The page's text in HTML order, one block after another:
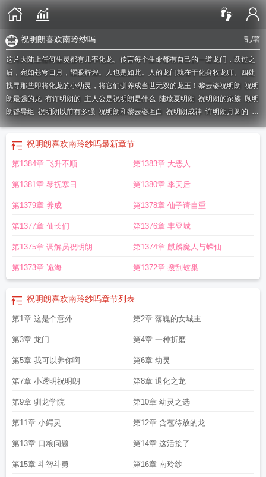
乱/著
祝明朗喜欢南玲纱吗
这片大陆上任何生灵都有几率化龙。传言每个生命都有自己的一道龙门，跃过之
后，宛如苍穹日月，耀眼辉煌。人也是如此。人的龙门就在于化身牧龙师。四处
找寻那些即将化龙的小幼灵，将它们驯养成当世无双的龙王！ 黎云姿祝明朗 祝明
朗最强的龙 有许明朗的 主人公是祝明朗是什么 陆臻夏明朗 祝明朗的家族 顾明
朗督导组 祝明朗以前有多强 祝明朗和黎云姿坦白 祝明朗成神 许明朗月卿的 谢
明朗陆从月的明朗是哪部的主人公楚明朗祝明朗的叫什么名字?祝明朗温令
祝明朗地牢和谁 祝明朗年龄 祝明朗的身份
温令妃
者祝明朗祝明朗跟黎云姿 祝明朗叫什么祝明朗和祝雪痕
朗为什么失去神凡 主人公叫祝明朗的 麒麟夏明朗 祝明朗的神凡
科配角许明朗的 牧龙记祝明朗明朗的天 祝明朗神凡
容翡容翡与明朗的 顾明朗的所有夏明朗是哪个
一口气看完 李明朗知乎祝明朗多少岁 祝明朗是哪个祝明朗简介 祝明朗身
字祝明朗黎云姿 祝明朗上的是黎云姿还是星画
婆牧龙师祝明朗祝明朗背景予你明朗圣龙骑士祝明朗予你明朗讲的什么祝
明朗 祝明朗的李明朗结局祝明朗什么时候恢复神凡
朗主角叫祝明朗的驯龙师祝明朗的晏明朗是什么
祝明朗喜欢南玲纱吗最新章节
第1384章 飞升不顺 第1383章 大恶人
第1381章 琴抚寒日 第1380章 李天后
第1379章 养成 第1378章 仙子请自重
第1377章 仙长们 第1376章 丰登城
第1375章 调解员祝明朗 第1374章 麒麟魔人与蝾仙
第1373章 诡海 第1372章 搜刮蛟巢
祝明朗喜欢南玲纱吗章节列表
第1章 这是个意外 第2章 落魄的女城主
第3章 龙门 第4章 一种折磨
第5章 我可以养你啊 第6章 幼灵
第7章 小透明祝明朗 第8章 退化之龙
第9章 驯龙学院 第10章 幼灵之选
第11章 小鳄灵 第12章 含苞待放的龙
第13章 口粮问题 第14章 这活接了
第15章 斗智斗勇 第16章 南玲纱